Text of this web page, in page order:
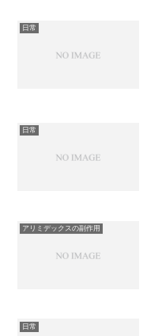
日常
日常
アリミデックスの副作用
日常